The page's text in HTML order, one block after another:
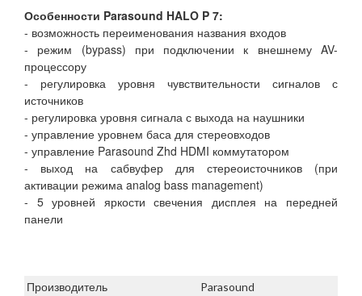
Особенности Parasound HALO P 7:
- возможность переименования названия входов
- режим (bypass) при подключении к внешнему AV-
процессору
- регулировка уровня чувствительности сигналов с
источников
- регулировка уровня сигнала с выхода на наушники
- управление уровнем баса для стереовходов
- управление Parasound Zhd HDMI коммутатором
- выход на сабвуфер для стереоисточников (при
активации режима analog bass management)
- 5 уровней яркости свечения дисплея на передней
панели
Производитель Parasound